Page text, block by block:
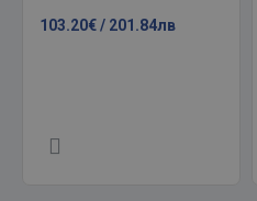
103.20€ / 201.84лв